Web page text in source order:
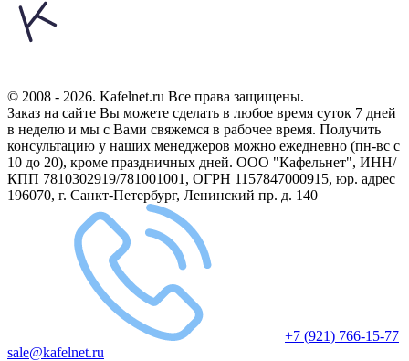
© 2008 - 2026. Kafelnet.ru Все права защищены.
Заказ на сайте Вы можете сделать в любое время суток 7 дней
в неделю и мы с Вами свяжемся в рабочее время. Получить
консультацию у наших менеджеров можно ежедневно (пн-вс с
10 до 20), кроме праздничных дней. ООО "Кафельнет", ИНН/
КПП 7810302919/781001001, ОГРН 1157847000915, юр. адрес
196070, г. Санкт-Петербург, Ленинский пр. д. 140
+7 (921) 766-15-77
sale@kafelnet.ru